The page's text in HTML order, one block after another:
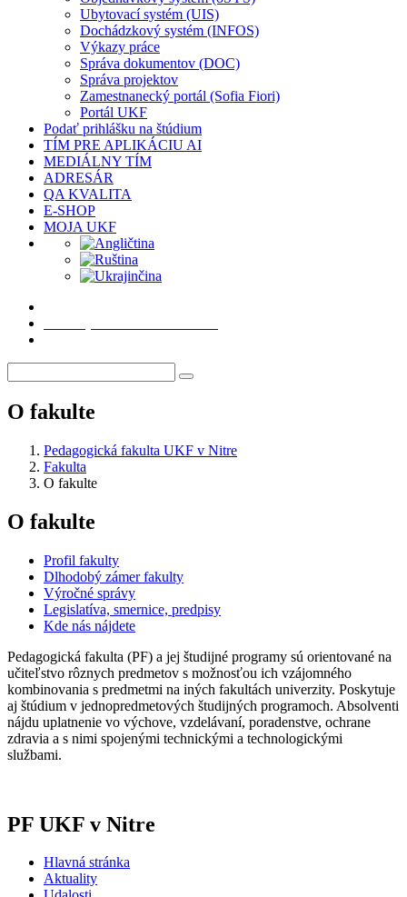
Ubytovací systém (UIS)
Dochádzkový systém (INFOS)
Výkazy práce
Správa dokumentov (DOC)
Správa projektov
Zamestnanecký portál (Sofia Fiori)
Portál UKF
Podať prihlášku na štúdium
TÍM PRE APLIKÁCIU AI
MEDIÁLNY TÍM
ADRESÁR
QA KVALITA
E-SHOP
MOJA UKF
O fakulte
Pedagogická fakulta UKF v Nitre
Fakulta
O fakulte
O fakulte
Profil fakulty
Dlhodobý zámer fakulty
Výročné správy
Legislatíva, smernice, predpisy
Kde nás nájdete
Pedagogická fakulta (PF) a jej študijné programy sú orientované na
učiteľstvo rôznych predmetov s možnosťou ich vzájomného
kombinovania s predmetmi na iných fakultách univerzity. Poskytuje
aj štúdium v jednopredmetových študijných programoch. Absolventi
nájdu uplatnenie vo výchove, vzdelávaní, poradenstve, ochrane
zdravia a s nimi spojenými technickými a technologickými
službami.
PF UKF v Nitre
Hlavná stránka
Aktuality